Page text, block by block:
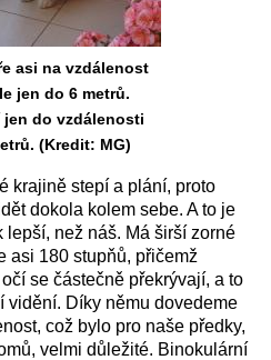
asi na vzdálenost
jen do 6 metrů.
do vzdálenosti
(Kredit: MG)
krajině stepí a plání, proto
dokola kolem sebe. A to je
lepší, než náš. Má širší zorné
asi 180 stupňů, přičemž
se částečně překrývají, a to
vidění. Díky němu dovedeme
což bylo pro naše předky,
velmi důležité. Binokulární